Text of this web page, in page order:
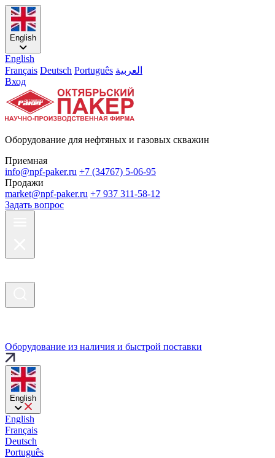
English
English
Français Deutsch Português العربية
Вход
Оборудование для нефтяных и газовых скважин
Приемная
info@npf-paker.ru +7 (34767) 5-06-95
Продажи
market@npf-paker.ru +7 937 311-58-12
Задать вопрос
Оборудование из наличия и быстрой поставки
English
English
Français
Deutsch
Português